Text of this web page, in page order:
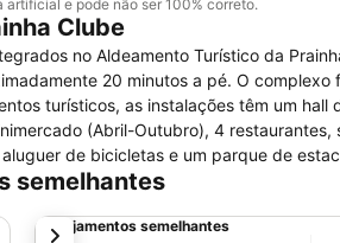
artificial e pode não ser 100% correto.
Clube
no Aldeamento Turístico da
20 minutos a pé. O
turísticos, as instalações têm um
(Abril-Outubro), 4
de bicicletas e um parque de
possui de 3 tipos de apartamentos
placas eléctricas, microondas e
semelhantes
Alojamentos semelhantes
próximo